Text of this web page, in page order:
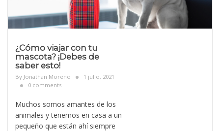
¿Cómo viajar con tu
mascota? ¡Debes de
saber esto!
By Jonathan Moreno
1 julio, 2021
0 comments
Muchos somos amantes de los
animales y tenemos en casa a un
pequeño que están ahí siempre